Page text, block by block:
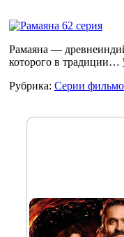
Рамаяна —
которого в традиции…
Рубрика: Серии